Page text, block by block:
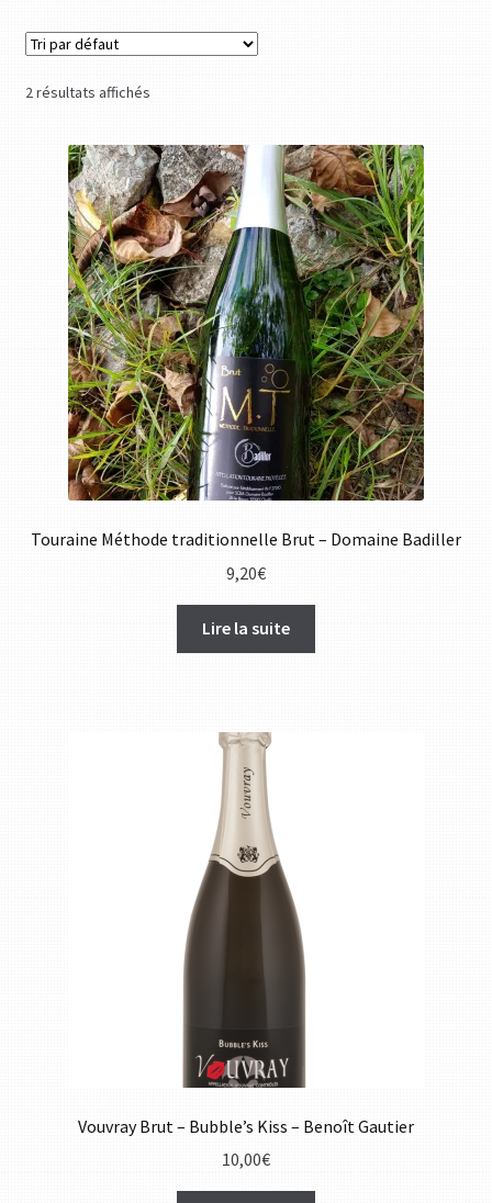
2 résultats affichés
Touraine Méthode traditionnelle Brut – Domaine Badiller
9,20€
Lire la suite
Vouvray Brut – Bubble’s Kiss – Benoît Gautier
10,00€